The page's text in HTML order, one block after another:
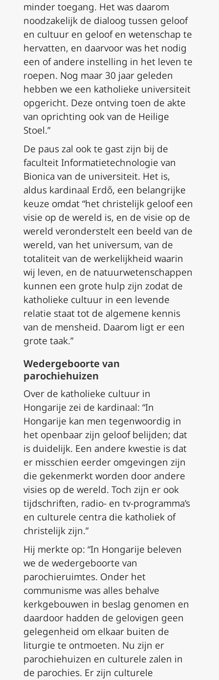
minder toegang. Het was daarom
noodzakelijk de dialoog tussen geloof
en cultuur en geloof en wetenschap te
hervatten, en daarvoor was het nodig
een of andere instelling in het leven te
roepen. Nog maar 30 jaar geleden
hebben we een katholieke universiteit
opgericht. Deze ontving toen de akte
van oprichting ook van de Heilige
Stoel.”
De paus zal ook te gast zijn bij de
faculteit Informatietechnologie van
Bionica van de universiteit. Het is,
aldus kardinaal Erdő, een belangrijke
keuze omdat “het christelijk geloof een
visie op de wereld is, en de visie op de
wereld veronderstelt een beeld van de
wereld, van het universum, van de
totaliteit van de werkelijkheid waarin
wij leven, en de natuurwetenschappen
kunnen een grote hulp zijn zodat de
katholieke cultuur in een levende
relatie staat tot de algemene kennis
van de mensheid. Daarom ligt er een
grote taak.”
Wedergeboorte van
parochiehuizen
Over de katholieke cultuur in
Hongarije zei de kardinaal: “In
Hongarije kan men tegenwoordig in
het openbaar zijn geloof belijden; dat
is duidelijk. Een andere kwestie is dat
er misschien eerder omgevingen zijn
die gekenmerkt worden door andere
visies op de wereld. Toch zijn er ook
tijdschriften, radio- en tv-programma’s
en culturele centra die katholiek of
christelijk zijn.”
Hij merkte op: “In Hongarije beleven
we de wedergeboorte van
parochieruimtes. Onder het
communisme was alles behalve
kerkgebouwen in beslag genomen en
daardoor hadden de gelovigen geen
gelegenheid om elkaar buiten de
liturgie te ontmoeten. Nu zijn er
parochiehuizen en culturele zalen in
de parochies. Er zijn culturele